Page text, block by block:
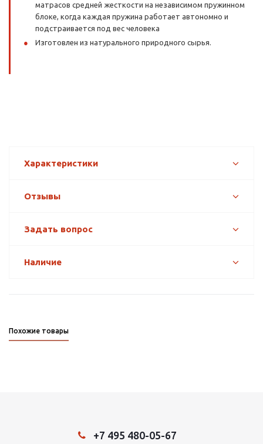
матрасов средней жесткости на независимом пружинном
блоке, когда каждая пружина работает автономно и
подстраивается под вес человека
Изготовлен из натурального природного сырья.
Характеристики
Отзывы
Задать вопрос
Наличие
Похожие товары
+7 495 480-05-67